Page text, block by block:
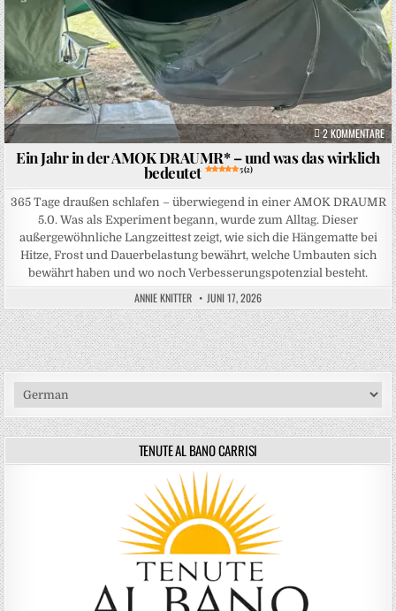
2 KOMMENTARE
Ein Jahr in der AMOK DRAUMR* – und was das wirklich
bedeutet 5 (2)
365 Tage draußen schlafen – überwiegend in einer AMOK DRAUMR
5.0. Was als Experiment begann, wurde zum Alltag. Dieser
außergewöhnliche Langzeittest zeigt, wie sich die Hängematte bei
Hitze, Frost und Dauerbelastung bewährt, welche Umbauten sich
bewährt haben und wo noch Verbesserungspotenzial besteht.
ANNIE KNITTER JUNI 17, 2026
TENUTE AL BANO CARRISI